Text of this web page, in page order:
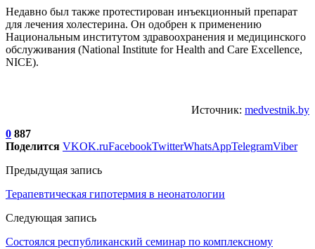
Недавно был также протестирован инъекционный препарат
для лечения холестерина. Он одобрен к применению
Национальным институтом здравоохранения и медицинского
обслуживания (National Institute for Health and Care Excellence,
NICE).
Источник: medvestnik.by
0 887
Поделится VKOK.ruFacebookTwitterWhatsAppTelegramViber
Предыдущая запись
Терапевтическая гипотермия в неонатологии
Следующая запись
Состоялся республиканский семинар по комплексному